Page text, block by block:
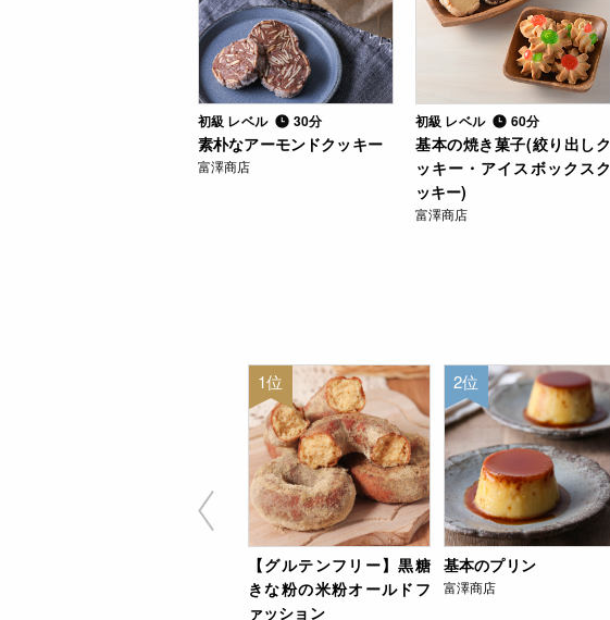
初級 レベル 30分
素朴なアーモンドクッキー
富澤商店
初級 レベル 60分
基本の焼き菓子(絞り出しク
ッキー・アイスボックスク
ッキー)
富澤商店
1位
【グルテンフリー】黒糖
きな粉の米粉オールドフ
ァッション
2位
基本のプリン
富澤商店